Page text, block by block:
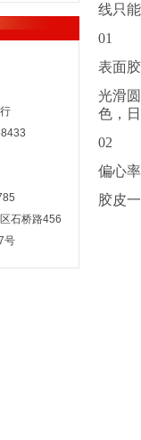
石桥路456
号
线只
01
表面
光滑
色，
02
偏心率
胶皮